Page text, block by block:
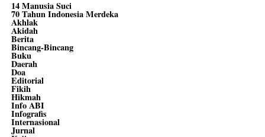
14 Manusia Suci
70 Tahun Indonesia Merdeka
Akhlak
Akidah
Berita
Bincang-Bincang
Buku
Daerah
Doa
Editorial
Fikih
Hikmah
Info ABI
Infografis
Internasional
Jurnal